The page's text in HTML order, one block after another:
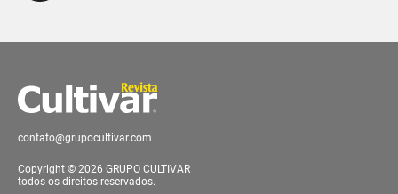
contato@grupocultivar.com
Copyright © 2026 GRUPO CULTIVAR
todos os direitos reservados.